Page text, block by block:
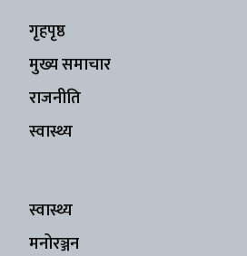
गृहपृष्ठ
मुख्य समाचार
राजनीति
स्वास्थ्य
स्वास्थ्य
मनोरञ्जन